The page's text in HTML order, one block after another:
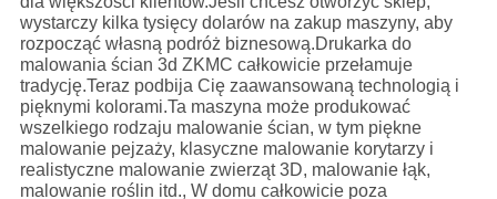
wystarczy kilka tysięcy dolarów na zakup maszyny, aby
rozpocząć własną podróż biznesową.Drukarka do
malowania ścian 3d ZKMC całkowicie przełamuje
tradycję.Teraz podbija Cię zaawansowaną technologią i
pięknymi kolorami.Ta maszyna może produkować
wszelkiego rodzaju malowanie ścian, w tym piękne
malowanie pejzaży, klasyczne malowanie korytarzy i
realistyczne malowanie zwierząt 3D, malowanie łąk,
malowanie roślin itd., W domu całkowicie poza